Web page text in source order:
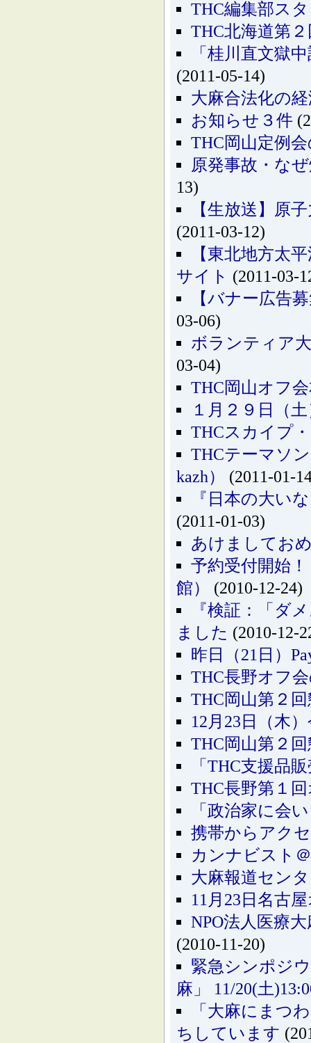
THC編集部ス
THC北海道第
「桂川直文獄
(2011-05-14)
大麻合法化の
お知らせ３件
THC岡山定例
原発事故・な
13)
【生放送】原
(2011-03-12)
【東北地方太
サイト (2011-03-
【バナー広告
03-06)
ボランティア
03-04)
THC岡山オフ
１月２９日（
THCスカイプ
THCテーマソ
kazh）
(2011-01-
『日本の大い
(2011-01-03)
あけましてお
予約受付開始
館）
(2010-12-24)
『検証：「ダ
ました (2010-12-
昨日（21日）
THC長野オフ
THC岡山第２
12月23日（木
THC岡山第２
「THC支援品
THC長野第１
「政治家に会
携帯からアク
カンナビスト
大麻報道セン
11月23日名古
NPO法人医療
(2010-11-20)
緊急シンポジ
麻」 11/20(土
「大麻にまつ
ちしています